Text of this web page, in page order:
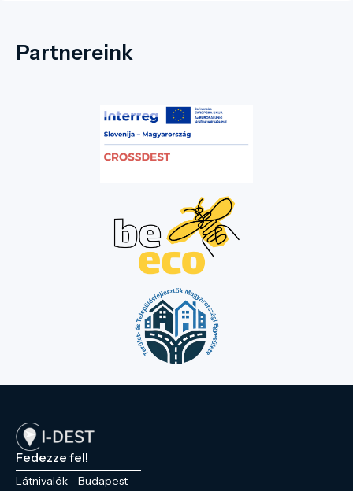
Partnereink
Fedezze fel!
Látnivalók - Budapest